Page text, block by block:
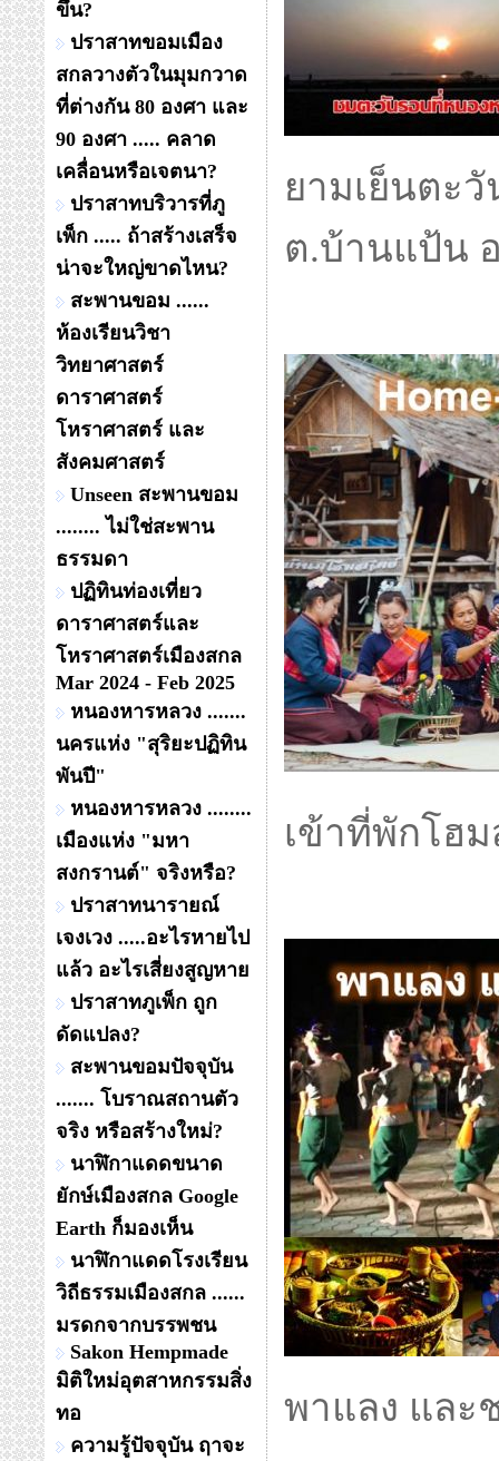
ขึ้น?
ปราสาทขอมเมือง
สกลวางตัวในมุมกวาด
ที่ต่างกัน 80 องศา และ
90 องศา ..... คลาด
เคลื่อนหรือเจตนา?
ปราสาทบริวารที่ภู
เพ็ก ..... ถ้าสร้างเสร็จ
น่าจะใหญ่ขาดไหน?
สะพานขอม ......
ห้องเรียนวิชา
วิทยาศาสตร์
ดาราศาสตร์
โหราศาสตร์ และ
สังคมศาสตร์
Unseen สะพานขอม
........ ไม่ใช่สะพาน
ธรรมดา
ปฏิทินท่องเที่ยว
ดาราศาสตร์และ
โหราศาสตร์เมืองสกล
Mar 2024 - Feb 2025
หนองหารหลวง .......
นครแห่ง "สุริยะปฏิทิน
พันปี"
หนองหารหลวง ........
เมืองแห่ง "มหา
สงกรานต์" จริงหรือ?
ปราสาทนารายณ์
เจงเวง .....อะไรหายไป
แล้ว อะไรเสี่ยงสูญหาย
ปราสาทภูเพ็ก ถูก
ดัดแปลง?
สะพานขอมปัจจุบัน
....... โบราณสถานตัว
จริง หรือสร้างใหม่?
นาฬิกาแดดขนาด
ยักษ์เมืองสกล Google
Earth ก็มองเห็น
นาฬิกาแดดโรงเรียน
วิถีธรรมเมืองสกล ......
มรดกจากบรรพชน
Sakon Hempmade
มิติใหม่อุตสาหกรรมสิ่ง
ทอ
ความรู้ปัจจุบัน ฤาจะ
ยามเย็นตะ
ต.บ้านแป้น
เข้าที่พักโฮ
พาแลง และ